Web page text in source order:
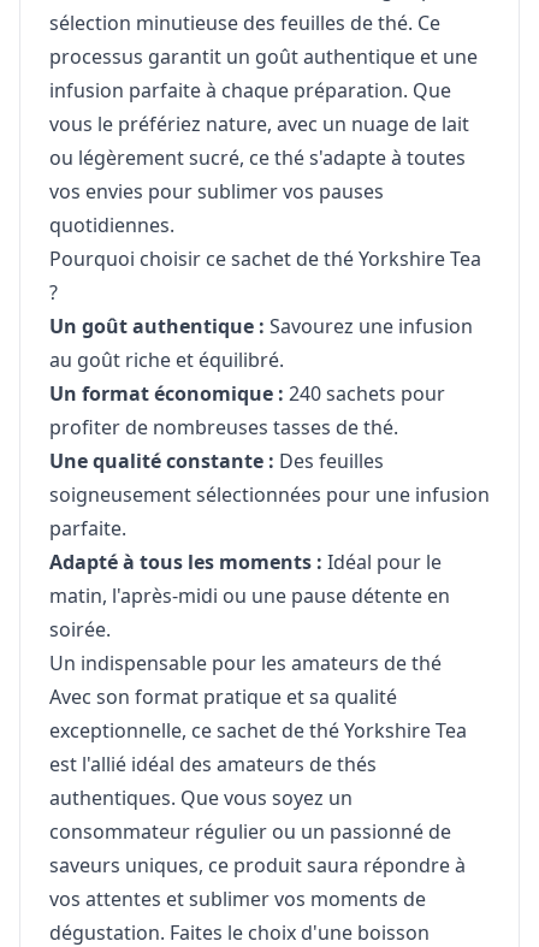
sélection minutieuse des feuilles de thé. Ce
processus garantit un goût authentique et une
infusion parfaite à chaque préparation. Que
vous le préfériez nature, avec un nuage de lait
ou légèrement sucré, ce thé s'adapte à toutes
vos envies pour sublimer vos pauses
quotidiennes.
Pourquoi choisir ce sachet de thé Yorkshire Tea
?
Un goût authentique : Savourez une infusion
au goût riche et équilibré.
Un format économique : 240 sachets pour
profiter de nombreuses tasses de thé.
Une qualité constante : Des feuilles
soigneusement sélectionnées pour une infusion
parfaite.
Adapté à tous les moments : Idéal pour le
matin, l'après-midi ou une pause détente en
soirée.
Un indispensable pour les amateurs de thé
Avec son format pratique et sa qualité
exceptionnelle, ce sachet de thé Yorkshire Tea
est l'allié idéal des amateurs de thés
authentiques. Que vous soyez un
consommateur régulier ou un passionné de
saveurs uniques, ce produit saura répondre à
vos attentes et sublimer vos moments de
dégustation. Faites le choix d'une boisson